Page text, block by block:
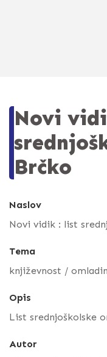
Novi
Brčko
Naslov
Novi vidik : list
Tema
književnost /
Opis
List srednjoškolske
Autor